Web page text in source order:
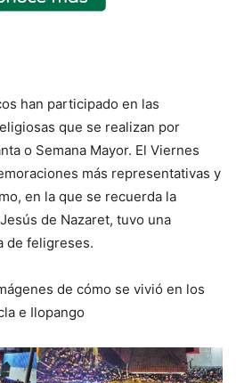
han participado en las
que se realizan por
o Semana Mayor. El Viernes
más representativas y
en la que se recuerda la
de Nazaret, tuvo una
de feligreses.
de cómo se vivió en los
e Ilopango